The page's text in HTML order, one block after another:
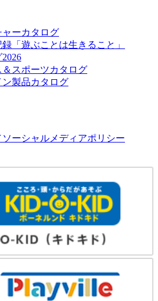
ーカタログ
「遊ぶことは生きること」
スポーツカタログ
製品カタログ
ーシャルメディアポリシー